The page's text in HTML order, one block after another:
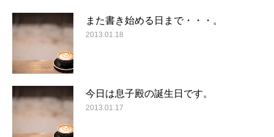
また書き始める日まで・・・。
2013.01.18
今日は息子殿の誕生日です。
2013.01.17